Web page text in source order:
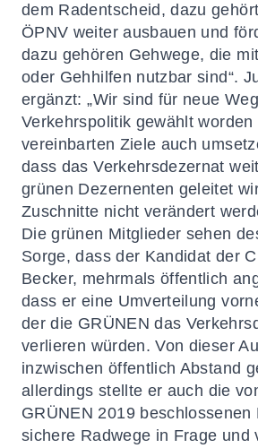
dem Radentscheid, dazu
ÖPNV weiter ausbauen und
dazu gehören Gehwege, die
oder Gehhilfen nutzbar sind“.
ergänzt: „Wir sind für neue
Verkehrspolitik gewählt
vereinbarten Ziele auch
dass das Verkehrsdezernat
grünen Dezernenten geleitet
Zuschnitte nicht verändert
Die grünen Mitglieder sehen
Sorge, dass der Kandidat der
Becker, mehrmals öffentlich
dass er eine Umverteilung
der die GRÜNEN das
verlieren würden. Von dieser
inzwischen öffentlich Abstand
allerdings stellte er auch die
GRÜNEN 2019 beschlossenen
sichere Radwege in Frage und